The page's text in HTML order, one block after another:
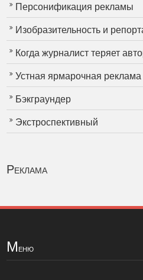
Персонификация рекламы
Изобразительность и
Когда журналист теряет
Устная ярмарочная реклама
Бэкграундер
Экстроспективный
Реклама
Меню